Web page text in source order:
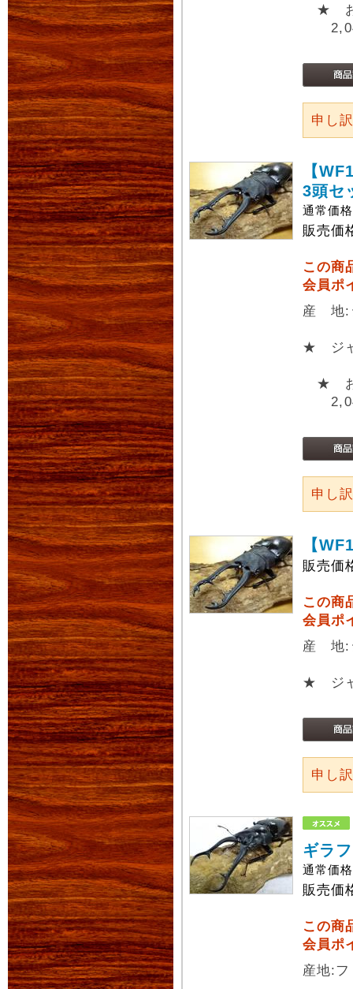
★ お
申し
【
3頭セ
通常価
販売価
この商
会員ポ
産 地:
★ ジ
★ お
申し
【
販売価
この商
会員ポ
産 地:
★ ジ
申し
ギラ
通常価
販売価
この商
会員ポ
産地: